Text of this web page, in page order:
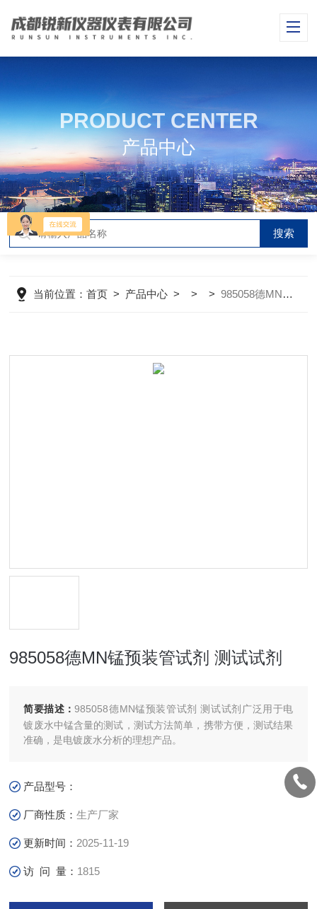
PRODUCT CENTER
产品中心
当前位置：首页 > 产品中心 > > >985058德MN锰预装管试剂 测试试剂
985058德MN锰预装管试剂 测试试剂
简要描述：985058德MN锰预装管试剂 测试试剂广泛用于电
镀废水中锰含量的测试，测试方法简单，携带方便，测试结果
准确，是电镀废水分析的理想产品。
产品型号：
厂商性质：生产厂家
更新时间： 2025-11-19
访 问 量： 1815